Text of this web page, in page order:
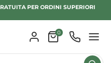
PER ORDINI SUPERIORI
0